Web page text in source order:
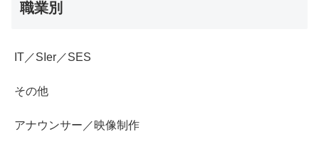
職業別
IT／SIer／SES
その他
アナウンサー／映像制作